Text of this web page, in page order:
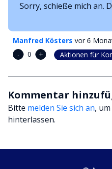
Sorry, schieße mich an.
Manfred Kösters vor 6
-
0 + Aktionen für
Kommentar
Bitte melden Sie sich an,
hinterlassen.